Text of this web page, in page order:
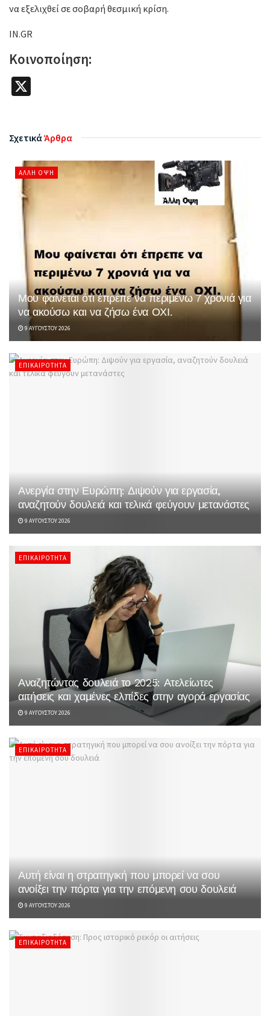
να εξελιχθεί σε σοβαρή θεσμική κρίση.
IN.GR
Κοινοποίηση:
ΣχετικάΆρθρα
ΆΛΛΗ ΌΨΗ
Μου φαίνεται ότι έπρεπε να περιμένω 7 χρονιά για
να ακούσω και να ζήσω ένα ΟΧΙ.
9 ΑΥΓΟΎΣΤΟΥ 2026
ΕΠΙΚΑΙΡΌΤΗΤΑ
Ανεργία στην Ευρώπη: Διψούν για εργασία,
αναζητούν δουλειά και τελικά φεύγουν μετανάστες
9 ΑΥΓΟΎΣΤΟΥ 2026
ΕΠΙΚΑΙΡΌΤΗΤΑ
Αναζητώντας δουλειά το 2025: Ατελείωτες
αιτήσεις και χαμένες ελπίδες στην αγορά εργασίας
9 ΑΥΓΟΎΣΤΟΥ 2026
ΕΠΙΚΑΙΡΌΤΗΤΑ
Αυτή είναι η στρατηγική που μπορεί να σου
ανοίξει την πόρτα για την επόμενη σου δουλειά
9 ΑΥΓΟΎΣΤΟΥ 2026
ΕΠΙΚΑΙΡΌΤΗΤΑ